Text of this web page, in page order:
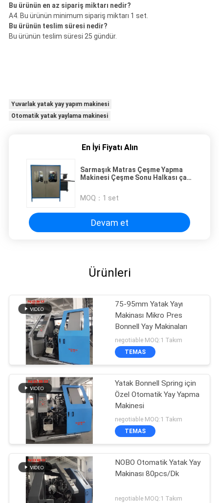
Bu ürünün en az sipariş miktarı nedir?
A4. Bu ürünün minimum sipariş miktarı 1 set.
Bu ürünün teslim süresi nedir?
Bu ürünün teslim süresi 25 gündür.
Yuvarlak yatak yay yapım makinesi
Otomatik yatak yaylama makinesi
En İyi Fiyatı Alın
Sarmaşık Matras Çeşme Yapma
Makinesi Çeşme Sonu Halkası çapı
MOQ： 1 set
Devam et
Ürünleri
75-95mm Yatak Yayı
Makinası Mikro Pres
Bonnell Yay Makinaları
negotiable MOQ:1 Takım
TEMAS
Yatak Bonnell Spring için
Özel Otomatik Yay Yapma
Makinesi
negotiable MOQ:1 Takım
TEMAS
NOBO Otomatik Yatak Yay
Makinası 80pcs/Dk
negotiable MOQ:1 Takım